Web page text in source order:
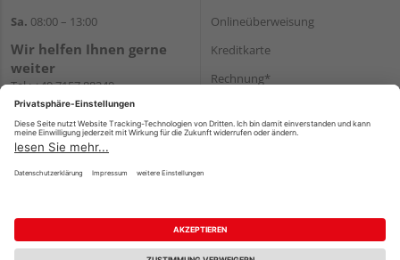
Sa. 08:00 – 13:00
Wir helfen Ihnen gerne
weiter
Tel.:+49 7157 88240
E-Mail:shop@holzland-
filderstadt.de
Onlineüberweisung
Kreditkarte
Rechnung*
Versand
Impressum AGB Widerruf
Datenschutz
Reservierungsbedingungen
Vertrag widerrufen